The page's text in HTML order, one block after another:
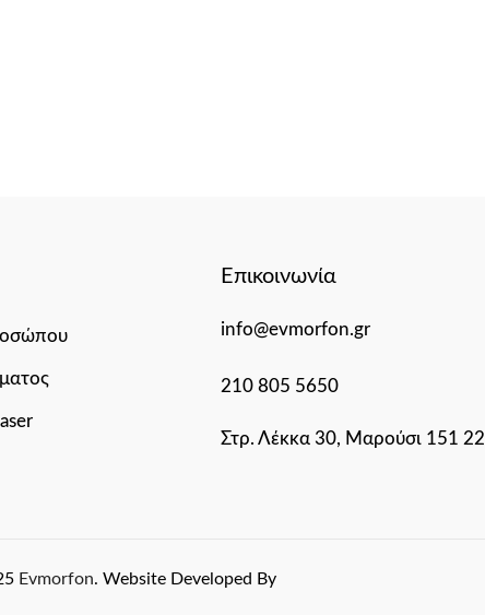
Επικοινωνία
info@evmorfon.gr
210 805 5650
Στρ. Λέκκα 30, Μαρούσι 151 22
Evmorfon. Website Developed By